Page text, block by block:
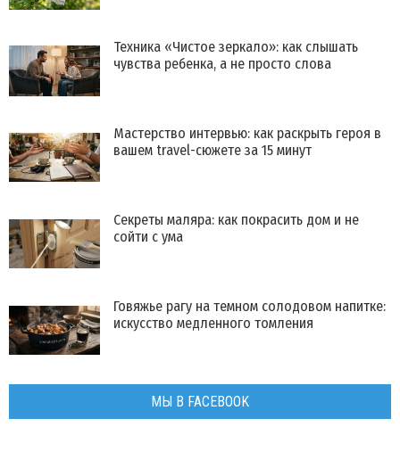
Техника «Чистое зеркало»: как слышать
чувства ребенка, а не просто слова
Мастерство интервью: как раскрыть героя в
вашем travel-сюжете за 15 минут
Секреты маляра: как покрасить дом и не
сойти с ума
Говяжье рагу на темном солодовом напитке:
искусство медленного томления
МЫ В FACEBOOK